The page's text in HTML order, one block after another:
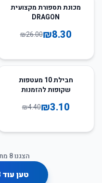
68
מכונת תספורת מקצועית
DRAGON
₪8.30
₪26.00
חבילת 10 מעטפות
שקופות להזמנות
₪3.10
₪4.40
הצגנו8
טען עוד